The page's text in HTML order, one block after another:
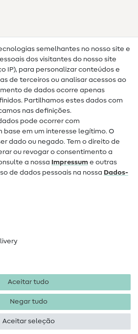
semelhantes no nosso site e
dos visitantes do nosso site
IP), para personalizar conteúdos e
de terceiros ou analisar acessos ao
de dados ocorre apenas
Partilhamos estes dados com
nas definições.
pode ocorrer com
base em um interesse legítimo. O
dado ou negado. Tem o direito de
ou revogar o consentimento a
a nossa Impressum e outras
de dados pessoais na nossa Dados­
Aceitar tudo
Negar tudo
Aceitar seleção
Proteção de dados
rescisão
GmbH